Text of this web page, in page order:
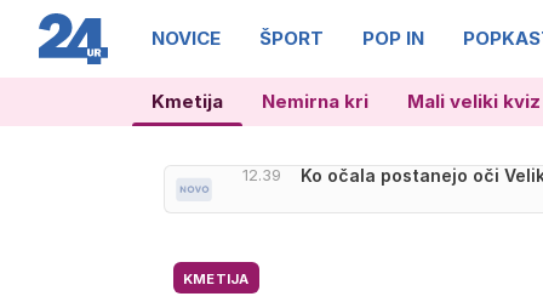
NOVICE ŠPORT POP IN
Kmetija Nemirna kri Mali veliki kviz
12.39 Ko očala postanejo oči
KMETIJA